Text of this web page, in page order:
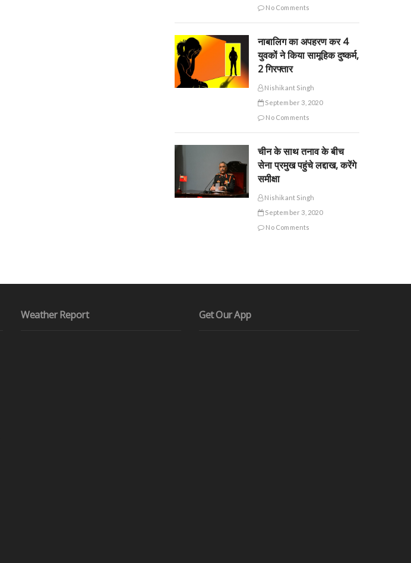
No Comments
नाबालिग का अपहरण कर 4
युवकों ने किया सामूहिक दुष्कर्म,
2 गिरफ्तार
Nishikant Singh
September 3, 2020
No Comments
चीन के साथ तनाव के बीच
सेना प्रमुख पहुंचे लद्दाख, करेंगे
समीक्षा
Nishikant Singh
September 3, 2020
No Comments
Weather Report Get Our App